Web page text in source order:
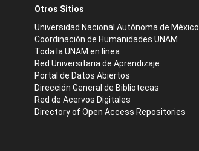
Otros Sitios
Universidad Nacional Autónoma de México
Coordinación de Humanidades UNAM
Toda la UNAM en línea
Red Universitaria de Aprendizaje
Portal de Datos Abiertos
Dirección General de Bibliotecas
Red de Acervos Digitales
Directory of Open Access Repositories